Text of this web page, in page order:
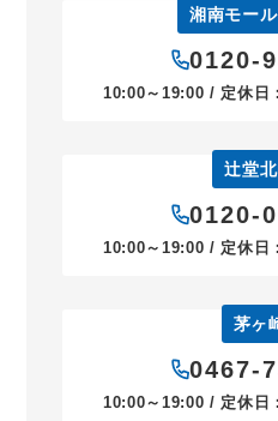
湘南モー
0120-
10:00～19:00 / 定休日
辻堂
0120-
10:00～19:00 / 定休日
茅ヶ
0467-
10:00～19:00 / 定休日